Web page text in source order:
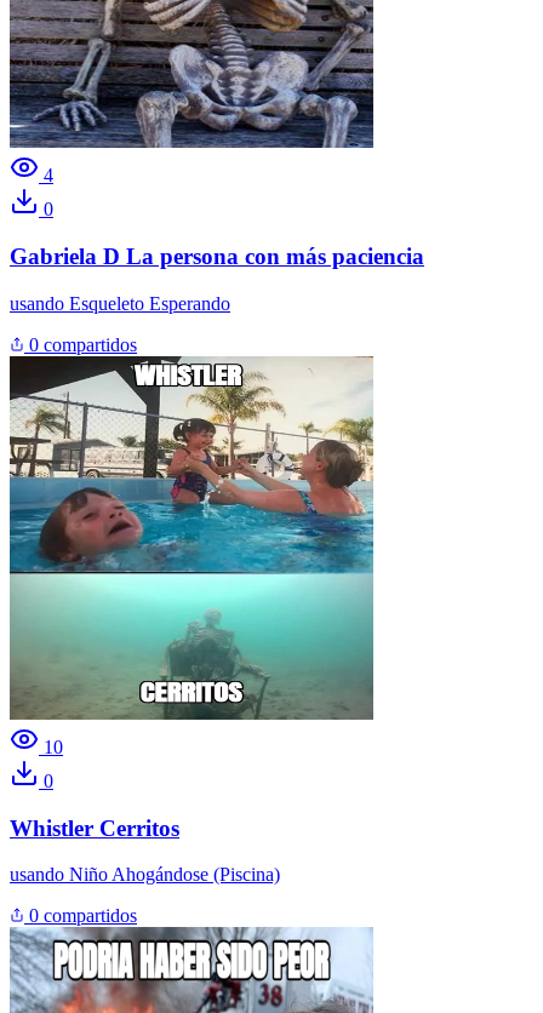
4
0
Gabriela D La persona con más paciencia
usando Esqueleto Esperando
0 compartidos
10
0
Whistler Cerritos
usando Niño Ahogándose (Piscina)
0 compartidos